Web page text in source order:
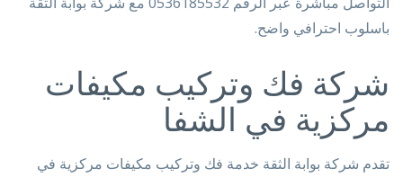
باسلوب احترافي واضح.
شركة فك وتركيب مكيفات
مركزية في الشفا
تقدم شركة بوابة الثقة خدمة فك وتركيب مكيفات مركزية في